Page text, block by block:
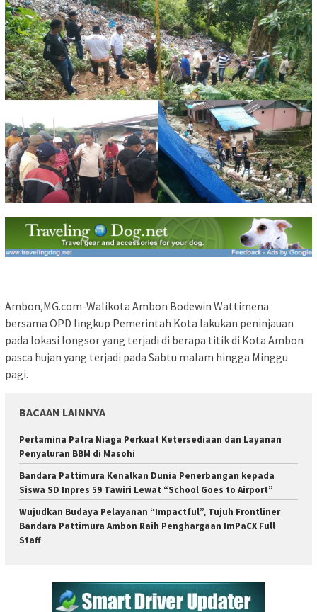
Ambon,MG.com-Walikota Ambon Bodewin Wattimena
bersama OPD lingkup Pemerintah Kota lakukan peninjauan
pada lokasi longsor yang terjadi di berapa titik di Kota Ambon
pasca hujan yang terjadi pada Sabtu malam hingga Minggu
pagi.
BACAAN LAINNYA
Pertamina Patra Niaga Perkuat Ketersediaan dan Layanan
Penyaluran BBM di Masohi
Bandara Pattimura Kenalkan Dunia Penerbangan kepada
Siswa SD Inpres 59 Tawiri Lewat “School Goes to Airport”
Wujudkan Budaya Pelayanan “Impactful”, Tujuh Frontliner
Bandara Pattimura Ambon Raih Penghargaan ImPaCX Full
Staff